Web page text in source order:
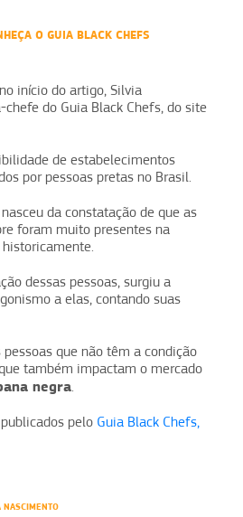
O GUIA BLACK CHEFS
início do artigo, Silvia
do Guia Black Chefs, do site
de estabelecimentos
por pessoas pretas no Brasil.
da constatação de que as
foram muito presentes na
dessas pessoas, surgiu a
a elas, contando suas
pessoas que não têm a condição
também impactam o mercado
negra.
pelo Guia Black Chefs,
NASCIMENTO